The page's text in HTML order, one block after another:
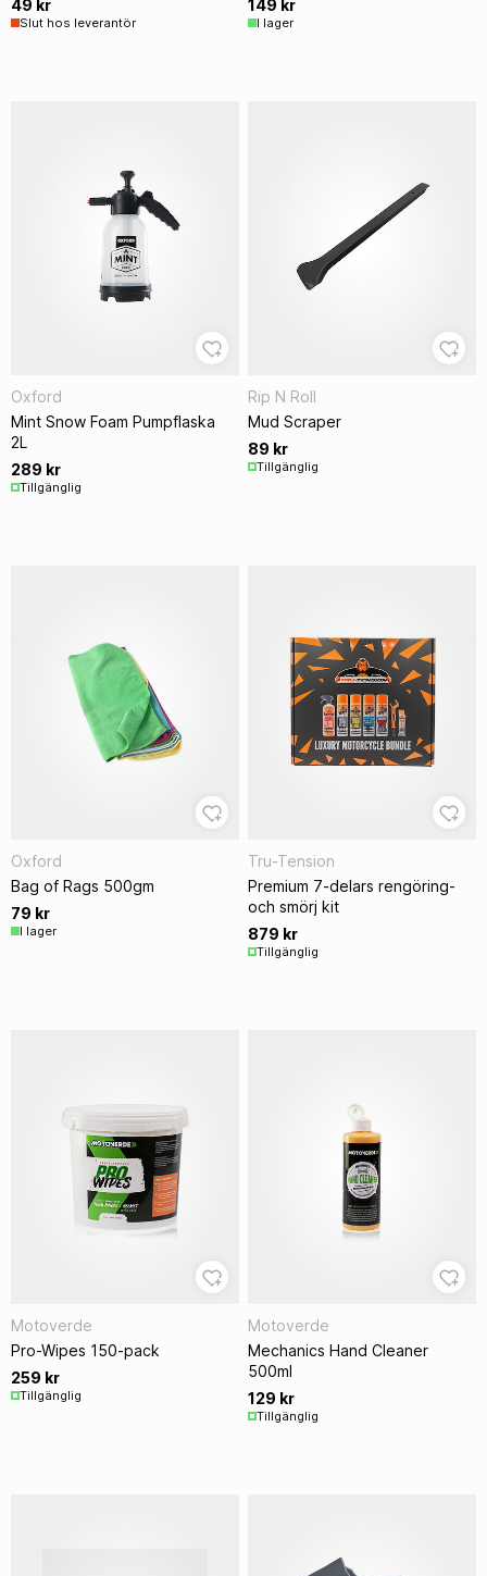
49 kr
Slut hos leverantör
149 kr
I lager
Oxford
Mint Snow Foam Pumpflaska
2L
289 kr
Tillgänglig
Rip N Roll
Mud Scraper
89 kr
Tillgänglig
Oxford
Bag of Rags 500gm
79 kr
I lager
Tru-Tension
Premium 7-delars rengöring-
och smörj kit
879 kr
Tillgänglig
Motoverde
Pro-Wipes 150-pack
259 kr
Tillgänglig
Motoverde
Mechanics Hand Cleaner
500ml
129 kr
Tillgänglig